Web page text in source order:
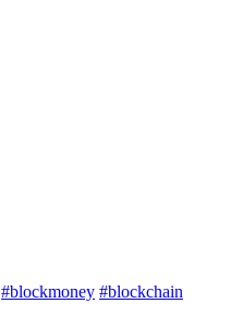
#blockmoney #blockchain